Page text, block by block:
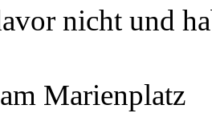
nicht und
Marienplatz